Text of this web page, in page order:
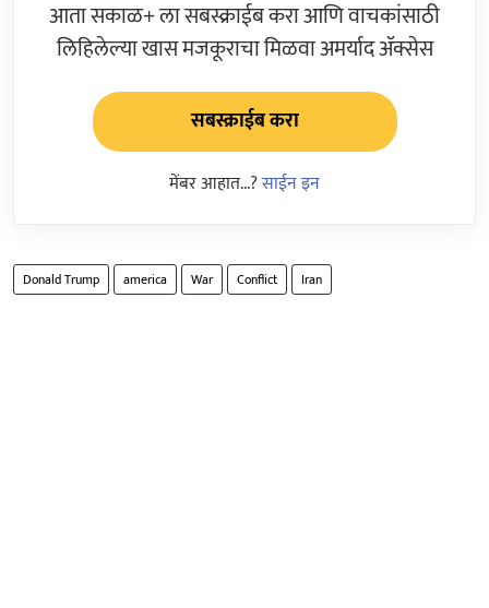
आता सकाळ+ ला सबस्क्राईब करा आणि वाचकांसाठी
लिहिलेल्या खास मजकूराचा मिळवा अमर्याद ॲक्सेस
सबस्क्राईब करा
मेंबर आहात...?साईन इन
Donald Trump america War Conflict Iran